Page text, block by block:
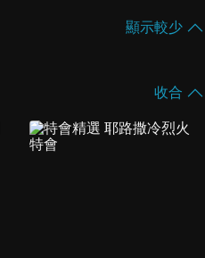
顯示較少
收合